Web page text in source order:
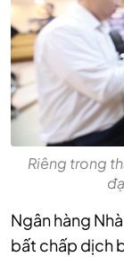
Riêng trong
Ngân hàng
bất chấp dịch